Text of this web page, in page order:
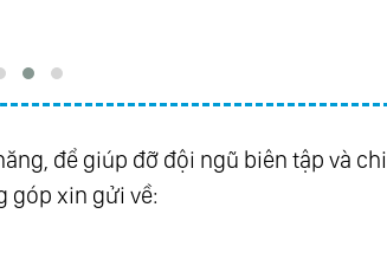
để giúp đỡ đội ngũ biên tập và
góp xin gửi về: